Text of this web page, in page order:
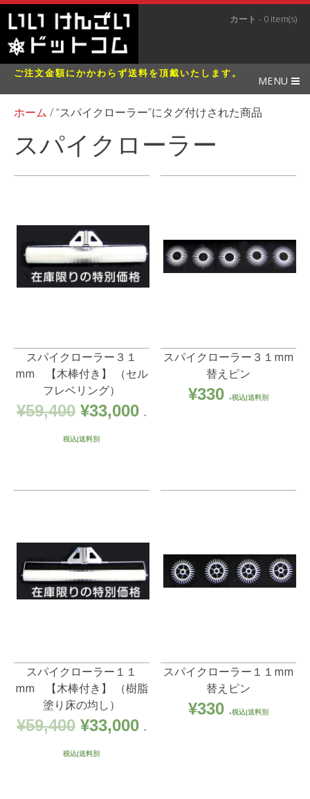
ホーム / “スパイクローラー”にタグ付けされた商品
スパイクローラー
全4件を表示
スパイクローラー３１
mm 【木棒付き】 （セル
フレベリング）
¥59,400 元
の
で
し
¥33,000現
¥33,000
で
税込|送料別
スパイクローラー３１mm
替えピン
¥330 税込|送料別
スパイクローラー１１
mm 【木棒付き】 （樹脂
塗り床の均し）
¥59,400 元
の
¥33,000現
税込|送料別
スパイクローラー１１mm
替えピン
¥330 税込|送料別
ご注文金額にかかわらず送料を頂戴いたします。
カート - 0 item(s)
MENU